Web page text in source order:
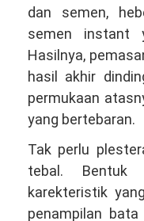
dan semen,
semen instant
Hasilnya,
hasil akhir
permukaan
yang bertebaran.
Tak perlu
tebal. Bentuk
karekteristik
penampilan